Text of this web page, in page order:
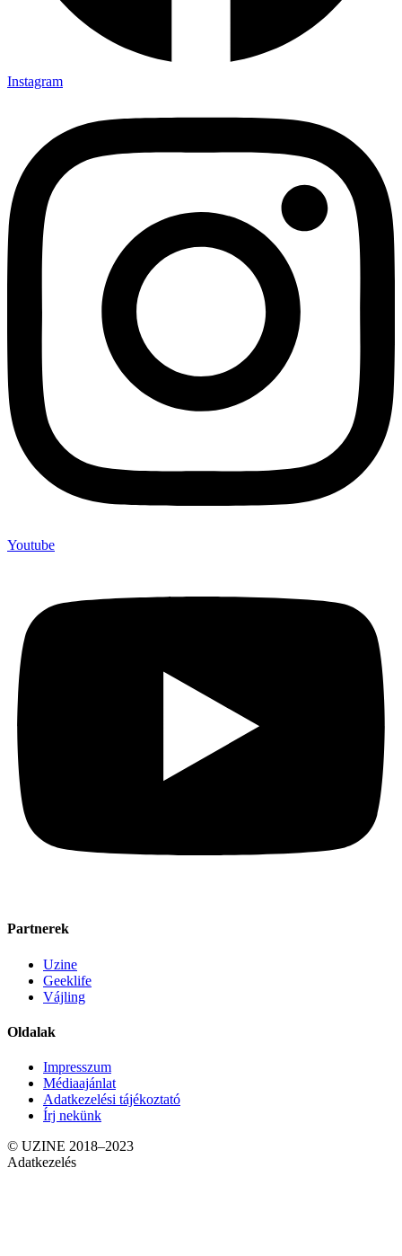
Instagram
Youtube
Partnerek
Uzine
Geeklife
Vájling
Oldalak
Impresszum
Médiaajánlat
Adatkezelési tájékoztató
Írj nekünk
© UZINE 2018–2023
Adatkezelés